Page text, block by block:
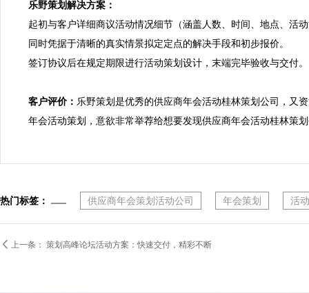
乐野策划解决方案：
起初与客户详细商议活动情况细节（涵盖人数、时间、地点、活
同时凭据于清晰的真实情景拟定定点的解决手段和初步报价。
签订协议后在规定期限进行活动策划设计，末端完毕验收与交付。
客户评价： 乐野策划是优秀的供应商年会活动桂林策划公司，又
年会活动策划，意欲非常举荐给想要发现供应商年会活动桂林策
热门标签： 供应商年会策划活动公司 年会策划 活
 上一条： 策划高峰论坛活动方案：快速交付，精彩不断